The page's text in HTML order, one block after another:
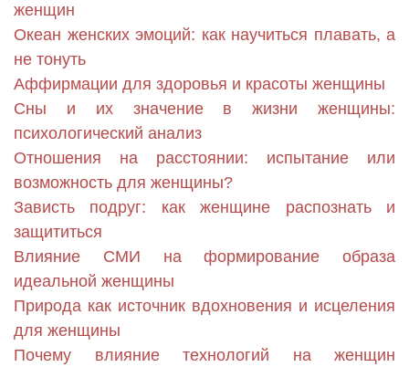
женщин
Океан женских эмоций: как научиться плавать, а
не тонуть
Аффирмации для здоровья и красоты женщины
Сны и их значение в жизни женщины:
психологический анализ
Отношения на расстоянии: испытание или
возможность для женщины?
Зависть подруг: как женщине распознать и
защититься
Влияние СМИ на формирование образа
идеальной женщины
Природа как источник вдохновения и исцеления
для женщины
Почему влияние технологий на женщин